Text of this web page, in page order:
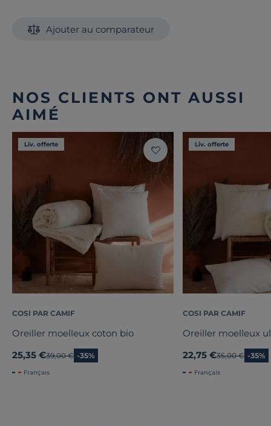
Ajouter au comparateur
NOS CLIENTS ONT AUSSI
AIMÉ
Liv. offerte
COSI PAR CAMIF
Oreiller moelleux coton bio
25,35 €Ancien prix
39,00 € -35%
Français
Liv. offerte
COSI PAR CAMIF
Oreiller moelleux
22,75 €Ancien prix
35,00 € -35%
Français